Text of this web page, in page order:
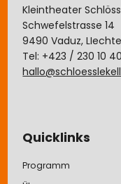
Kleintheater
Schwefelstrasse 14
9490 Vaduz,
Tel: +423 / 230 10 40
Quicklinks
Programm